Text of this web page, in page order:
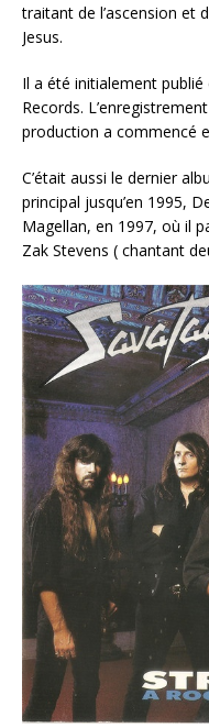
traitant de l’ascension et
Jesus.
Il a été initialement
Records.
production a commencé
C’était aussi le dernier
principal jusqu’en 1995,
Magellan, en 1997, où il
Zak Stevens ( chantant